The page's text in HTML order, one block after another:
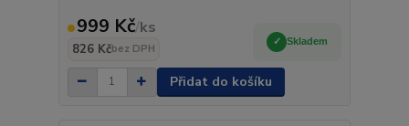
999 Kč/ks
826 Kčbez DPH
Skladem
Přidat do košíku